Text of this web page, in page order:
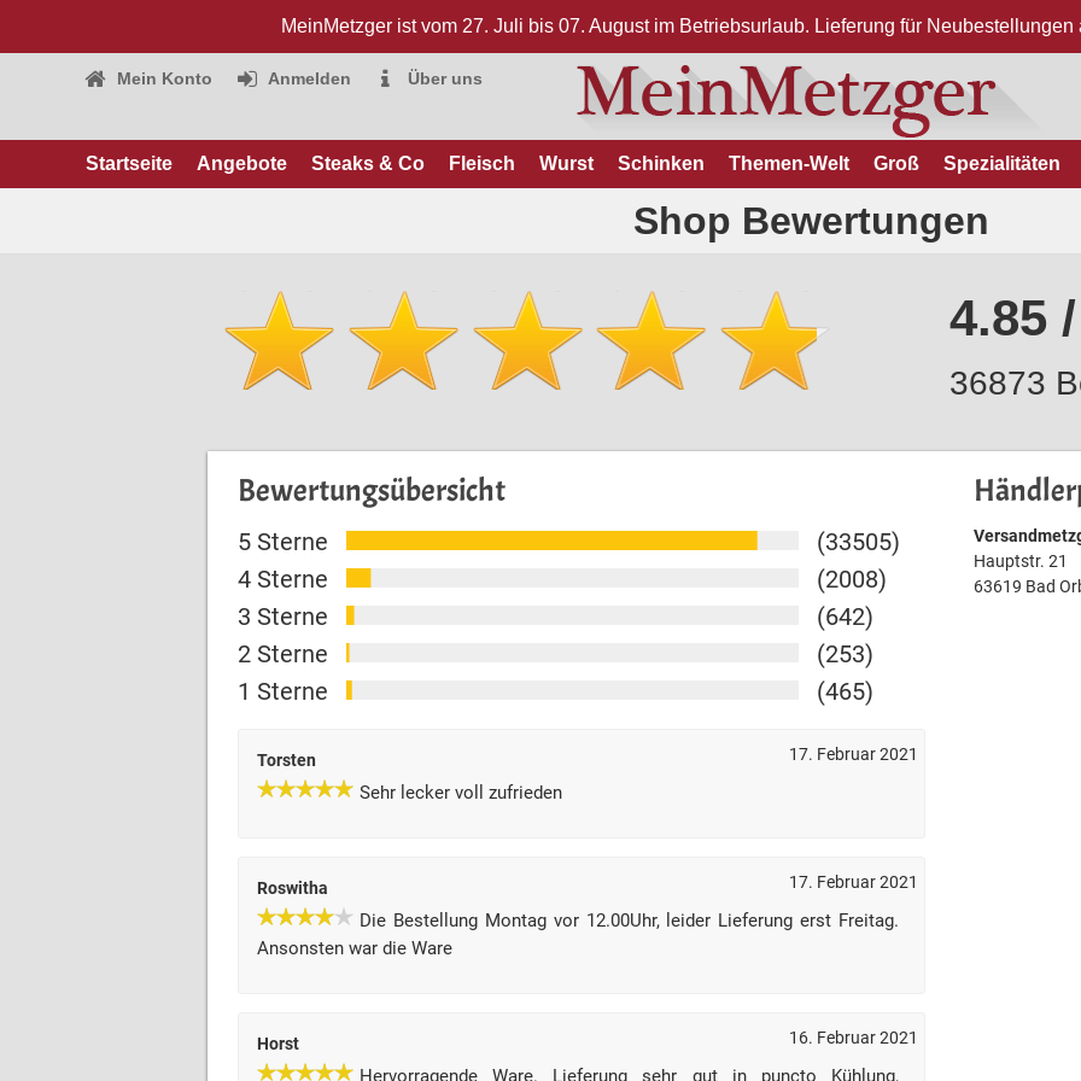
MeinMetzger ist vom 27. Juli bis 07. August im Betriebsurlaub. Lieferung für
Mein Konto Anmelden Über uns
Startseite Angebote Steaks & Co Fleisch Wurst Schinken Themen-Welt Groß Spezialitäten
Shop Bewertungen
4.85
36873
Bewertungsübersicht
5 Sterne
(33505)
4 Sterne
(2008)
3 Sterne
(642)
2 Sterne
(253)
1 Sterne
(465)
Torsten 17. Februar 2021
Sehr lecker voll zufrieden
Roswitha 17. Februar 2021
Die Bestellung Montag vor 12.00Uhr, leider Lieferung erst Freitag.
Ansonsten war die Ware
Horst 16. Februar 2021
Hervorragende Ware. Lieferung sehr gut in puncto Kühlung,
Hauptstr. 21
63619 Bad